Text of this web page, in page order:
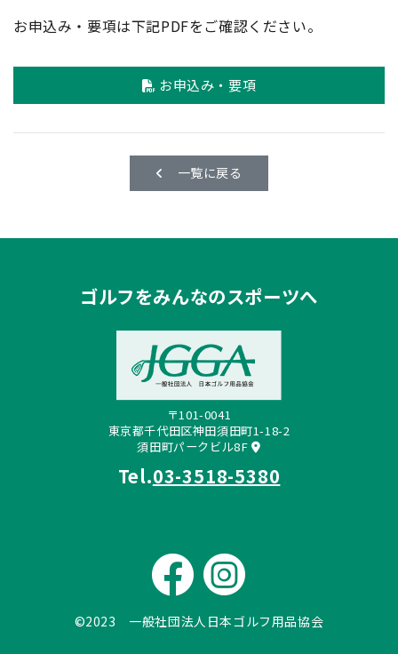
お申込み・要項は下記PDFをご確認ください。
お申込み・要項
一覧に戻る
ゴルフをみんなのスポーツへ
〒101-0041
東京都千代田区神田須田町1-18-2
須田町パークビル8F
Tel.03-3518-5380
©2023 一般社団法人日本ゴルフ用品協会